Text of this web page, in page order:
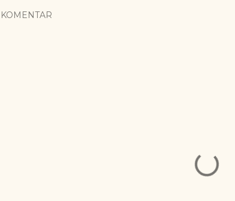
KOMENTAR